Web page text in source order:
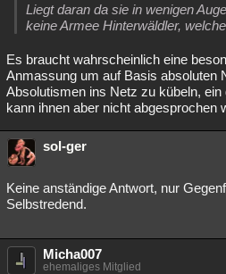
Liegt daran da sie in wenigen
keine Armee Hinterwäldler,
Es braucht wahrscheinlich eine
Anmassung um auf Basis absoluten
Absolutismen ins Netz zu kübeln,
kann ihnen aber nicht abgesprochen
sol-ger
Keine anständige Antwort, nur
Selbstredend.
Micha007
ehemaliges Mitglied